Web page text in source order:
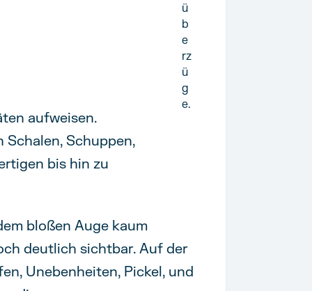
ü
b
e
rz
ü
g
e.
aufweisen.
Schuppen,
bis hin zu
bloßen Auge kaum
deutlich sichtbar. Auf der
Unebenheiten, Pickel, und